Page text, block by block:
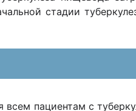
стадии
всем пациентам с